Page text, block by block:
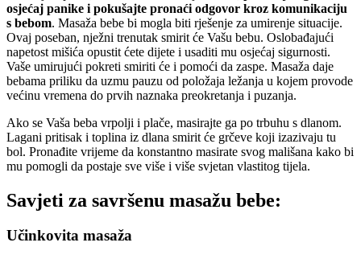
osjećaj panike i pokušajte pronaći odgovor kroz komunikaciju
s bebom. Masaža bebe bi mogla biti rješenje za umirenje situacije.
Ovaj poseban, nježni trenutak smirit će Vašu bebu. Oslobađajući
napetost mišića opustit ćete dijete i usaditi mu osjećaj sigurnosti.
Vaše umirujući pokreti smiriti će i pomoći da zaspe. Masaža daje
bebama priliku da uzmu pauzu od položaja ležanja u kojem provode
većinu vremena do prvih naznaka preokretanja i puzanja.
Ako se Vaša beba vrpolji i plače, masirajte ga po trbuhu s dlanom.
Lagani pritisak i toplina iz dlana smirit će grčeve koji izazivaju tu
bol. Pronađite vrijeme da konstantno masirate svog mališana kako bi
mu pomogli da postaje sve više i više svjetan vlastitog tijela.
Savjeti za savršenu masažu bebe:
Učinkovita masaža